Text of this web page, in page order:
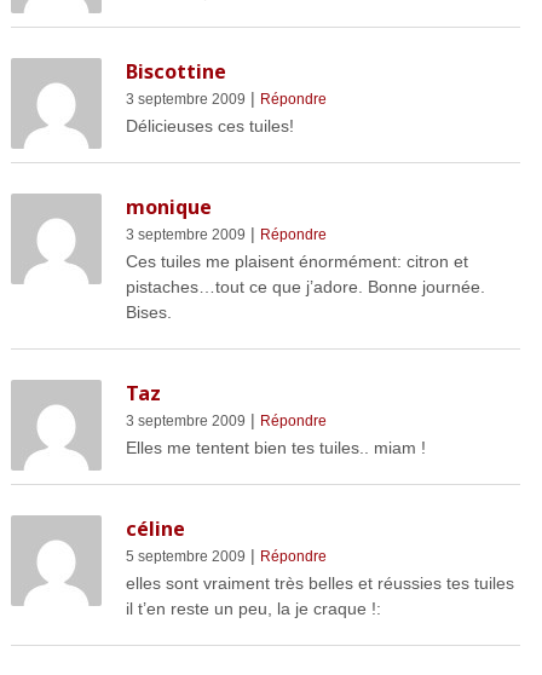
Biscottine
3 septembre 2009 | Répondre
Délicieuses ces tuiles!
monique
3 septembre 2009 | Répondre
Ces tuiles me plaisent énormément: citron et
pistaches…tout ce que j’adore. Bonne journée.
Bises.
Taz
3 septembre 2009 | Répondre
Elles me tentent bien tes tuiles.. miam !
céline
5 septembre 2009 | Répondre
elles sont vraiment très belles et réussies tes tuiles
il t’en reste un peu, la je craque !: